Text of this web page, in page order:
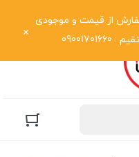
از قیمت و موجودی